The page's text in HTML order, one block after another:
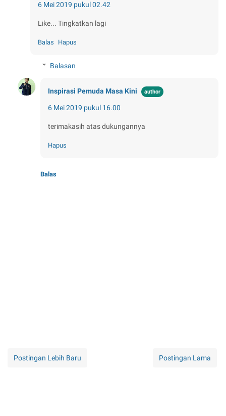
6 Mei 2019 pukul 02.42
Like... Tingkatkan lagi
Balas Hapus
Balasan
Inspirasi Pemuda Masa Kini
6 Mei 2019 pukul 16.00
terimakasih atas dukungannya
Hapus
Balas
Postingan Lebih Baru Postingan Lama